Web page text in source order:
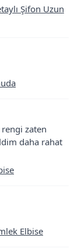
Şifon Uzun
zaten
daha rahat
Elbise